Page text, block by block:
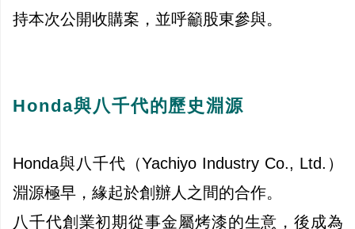
持本次公開收購案，並呼籲股東參與。
Honda與八千代的歷史淵源
Honda與八千代（Yachiyo Industry Co., Ltd.）
淵源極早，緣起於創辦人之間的合作。
八千代創業初期從事金屬烤漆的生意，後成為